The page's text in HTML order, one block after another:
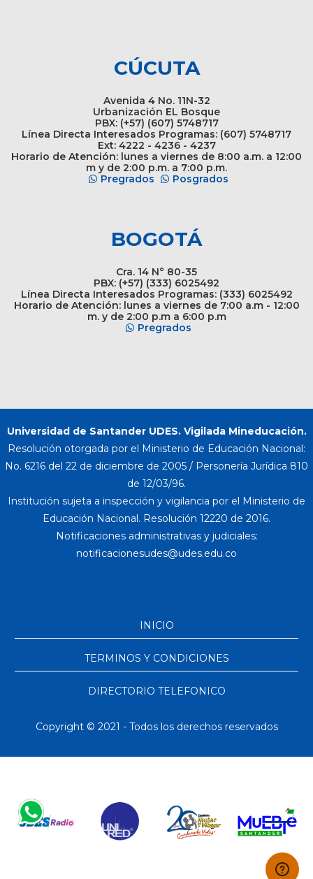
CÚCUTA
Avenida 4 No. 11N-32
Urbanización EL Bosque
PBX: (+57) (607) 5748717
Línea Directa Interesados Programas: (607) 5748717
Ext: 4222 - 4236 - 4237
Horario de Atención: lunes a viernes de 8:00 a.m. a 12:00
m y de 2:00 p.m. a 7:00 p.m.
Pregrados
Posgrados
BOGOTÁ
Cra. 14 N° 80-35
PBX: (+57) (333) 6025492
Línea Directa Interesados Programas: (333) 6025492
Horario de Atención: lunes a viernes de 7:00 a.m - 12:00
m. y de 2:00 p.m a 6:00 p.m
Pregrados
Universidad de Santander UDES. Vigilada Mineducación.
Resolución otorgada por el Ministerio de Educación Nacional:
No. 6216 del 22 de diciembre de 2005 / Personería Jurídica 810
de 12/03/96.
Institución sujeta a inspección y vigilancia por el Ministerio de
Educación Nacional. Resolución 12220 de 2016.
Notificaciones administrativas y judiciales:
INICIO
TERMINOS Y CONDICIONES
DIRECTORIO TELEFONICO
Copyright © 2021 - Todos los derechos reservados